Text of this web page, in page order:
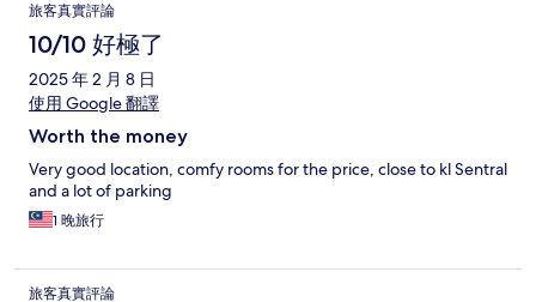
旅客真實評論
10/10 好極了
2025 年 2 月 8 日
使用 Google 翻譯
Worth the money
Very good location, comfy rooms for the price, close to kl Sentral
and a lot of parking
1 晚旅行
旅客真實評論